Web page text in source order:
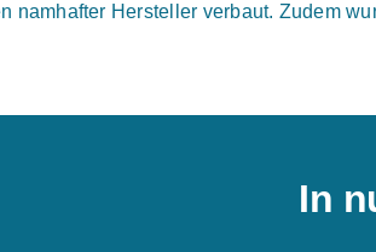
namhafter Hersteller verbaut. Zudem
In